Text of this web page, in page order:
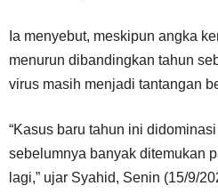
Ia menyebut, meskipun angka
menurun dibandingkan tahun
virus masih menjadi tantangan
“Kasus baru tahun ini
sebelumnya banyak ditemukan
lagi,” ujar Syahid, Senin (15/9/